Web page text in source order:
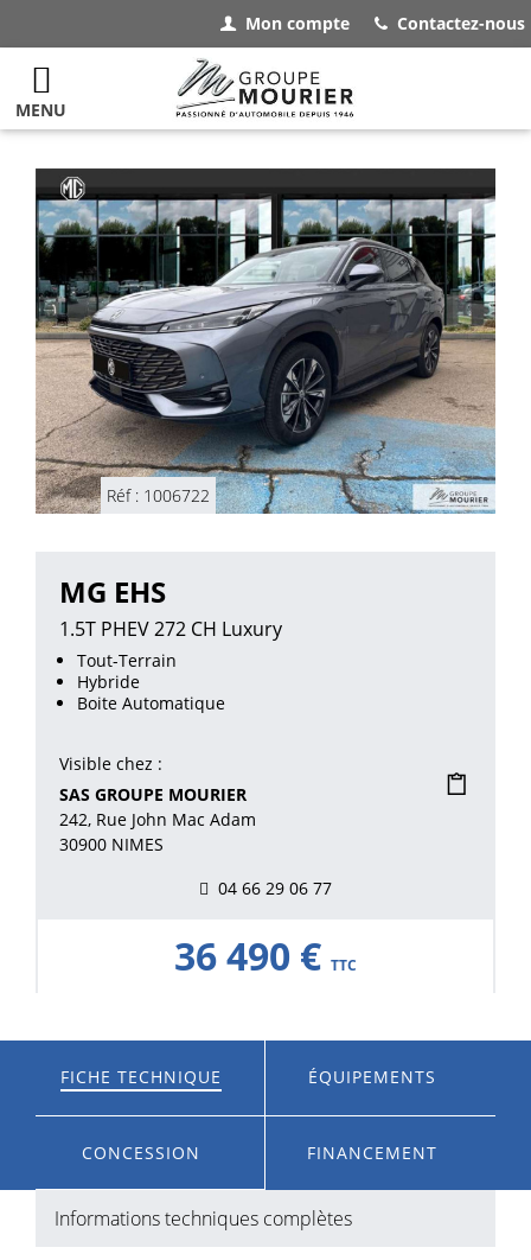
Mon compte Contactez-nous
MENU
Réf : 1006722
MG EHS
1.5T PHEV 272 CH Luxury
Tout-Terrain
Hybride
Boite Automatique
Visible chez :
SAS GROUPE MOURIER
242, Rue John Mac Adam
30900 NIMES
04 66 29 06 77
36 490 € TTC
FICHE TECHNIQUE ÉQUIPEMENTS
CONCESSION FINANCEMENT
Informations techniques complètes